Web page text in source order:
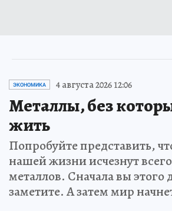
ЭКОНОМИКА 4 августа 2026 12:06
Металлы, без
жить
Попробуйте представить,
нашей жизни исчезнут
металлов. Сначала вы этого
заметите. А затем мир